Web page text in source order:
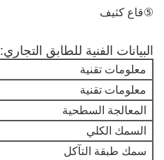
⑤قاع كثيف
البيانات الفنية للطابق التجاري:
معلومات تقنية
معلومات تقنية
المعالجة السطحية
السمك الكلي
سمك طبقة التآكل